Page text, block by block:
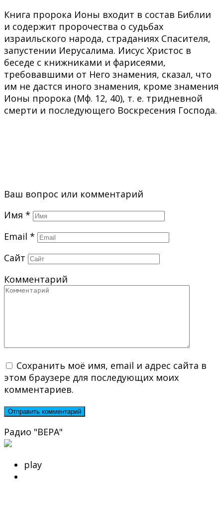
Книга пророка Ионы входит в состав Библии
и содержит пророчества о судьбах
израильского народа, страданиях Спасителя,
запустении Иерусалима. Иисус Христос в
беседе с книжниками и фарисеями,
требовавшими от Него знамения, сказал, что
им не дастся иного знамения, кроме знамения
Ионы пророка (Мф. 12, 40), т. е. тридневной
смерти и последующего Воскресения Господа.
Ваш вопрос или комментарий
Имя *
Email *
Сайт
Комментарий
Сохранить моё имя, email и адрес сайта в
этом браузере для последующих моих
комментариев.
Радио "ВЕРА"
play